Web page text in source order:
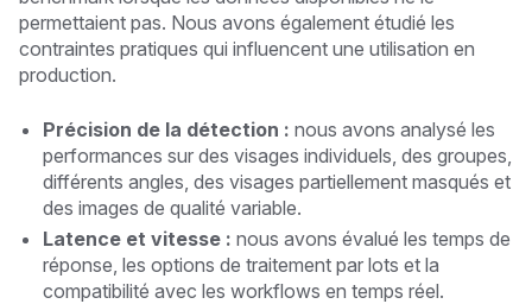
permettaient pas. Nous avons également étudié les
contraintes pratiques qui influencent une utilisation en
production.
Précision de la détection : nous avons analysé les
performances sur des visages individuels, des groupes,
différents angles, des visages partiellement masqués et
des images de qualité variable.
Latence et vitesse : nous avons évalué les temps de
réponse, les options de traitement par lots et la
compatibilité avec les workflows en temps réel.